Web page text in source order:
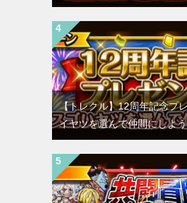
【トレクル】12周年記念プ
イヤツを選んで仲間にしよ